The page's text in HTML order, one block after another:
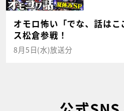
オモロ怖い「でな、話は
ス松倉参戦！
8月5日(水)放送分